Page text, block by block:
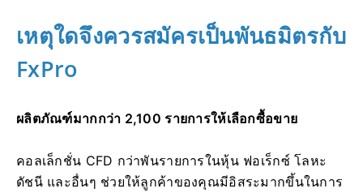
เหตุใดจึงควรสมัครเป็นพันธมิตรกับ
FxPro
ผลิตภัณฑ์มากกว่า 2,100 รายการให้เลือกซื้อขาย
คอลเล็กชั่น CFD กว่าพันรายการในหุ้น ฟอเร็กซ์ โลหะ
ดัชนี และอื่นๆ ช่วยให้ลูกค้าของคุณมีอิสระมากขึ้นในการ